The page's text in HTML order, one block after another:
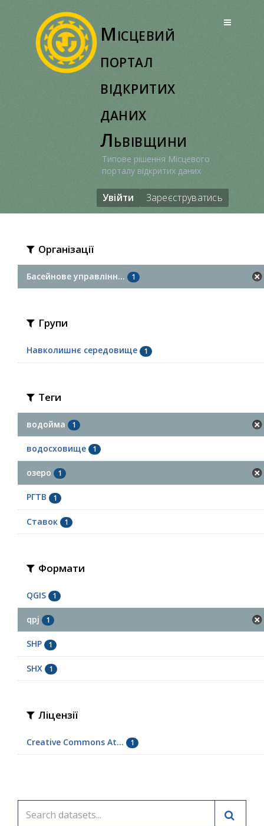
Місцевий
портал
відкритих
даних
Львівщини
Типове рішення Місцевого
порталу відкритих даних
Увійти Зареєструватись
Організації
Басейнове управлінн... 1
Групи
Навколишнє середовище 1
Теги
водойма 1
водосховище 1
озеро 1
РГТВ 1
Ставок 1
Формати
QGIS 1
qpj 1
SHP 1
SHX 1
Ліцензії
Creative Commons At... 1